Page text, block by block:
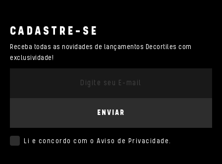
CADASTRE-SE
Receba todas as novidades de lançamentos Decortiles com
exclusividade!
ENVIAR
Li e concordo com o Aviso de Privacidade.